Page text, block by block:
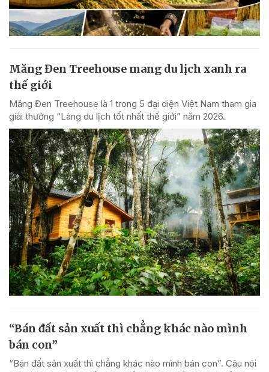
Măng Đen Treehouse mang du lịch xanh ra
thế giới
Măng Đen Treehouse là 1 trong 5 đại diện Việt Nam tham gia
giải thưởng “Làng du lịch tốt nhất thế giới” năm 2026.
“Bán đất sản xuất thì chẳng khác nào mình
bán con”
“Bán đất sản xuất thì chẳng khác nào mình bán con”. Câu nói